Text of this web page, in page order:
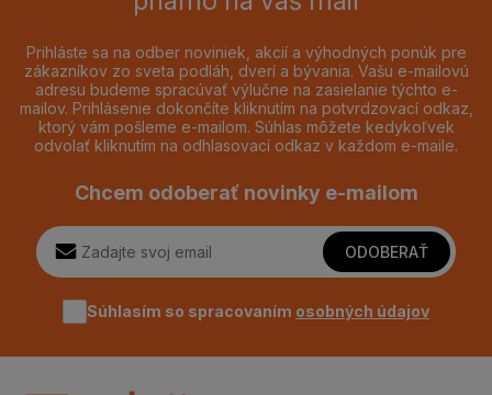
Prihláste sa na odber noviniek, akcií a výhodných ponúk pre
zákazníkov zo sveta podláh, dverí a bývania. Vašu e-mailovú
adresu budeme spracúvať výlučne na zasielanie týchto e-
mailov. Prihlásenie dokončíte kliknutím na potvrdzovací odkaz,
ktorý vám pošleme e-mailom. Súhlas môžete kedykoľvek
odvolať kliknutím na odhlasovací odkaz v každom e-maile.
Chcem odoberať novinky e-mailom
ODOBERAŤ
Súhlasím so spracovaním osobných údajov